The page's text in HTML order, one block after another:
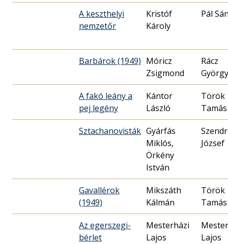
A keszthelyi
nemzetőr
Kristóf
Károly
Pál
Barbárok (1949) Móricz
Zsigmond
Rácz
György
A fakó leány a
pej legény
Kántor
László
Török
Tamás
Sztachanovisták Gyárfás
Miklós,
Örkény
István
József
Gavallérok
(1949)
Mikszáth
Kálmán
Török
Tamás
Az egerszegi-
bérlet
Mesterházi
Lajos
Lajos